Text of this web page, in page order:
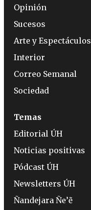
Opinión
Sucesos
Arte y Espectáculos
Interior
Correo Semanal
Sociedad
Temas
Editorial ÚH
Noticias positivas
Pódcast ÚH
Newsletters ÚH
Ñandejara Ñe’ẽ